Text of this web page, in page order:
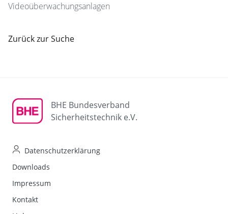
Videoüberwachungsanlagen
Zurück zur Suche
BHE Bundesverband
Sicherheitstechnik e.V.
Datenschutzerklärung
Downloads
Impressum
Kontakt